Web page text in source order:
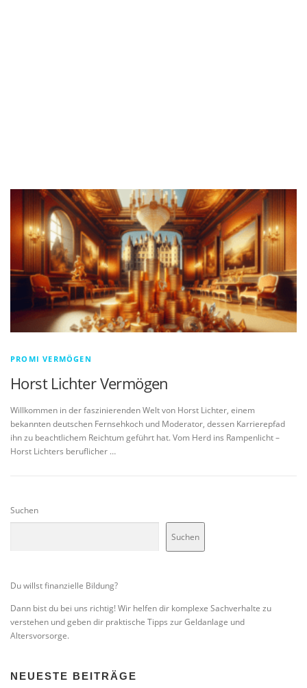
PROMI VERMÖGEN
Horst Lichter Vermögen
Willkommen in der faszinierenden Welt von Horst Lichter, einem
bekannten deutschen Fernsehkoch und Moderator, dessen Karrierepfad
ihn zu beachtlichem Reichtum geführt hat. Vom Herd ins Rampenlicht –
Horst Lichters beruflicher …
Suchen
Suchen
Du willst finanzielle Bildung?
Dann bist du bei uns richtig! Wir helfen dir komplexe Sachverhalte zu
verstehen und geben dir praktische Tipps zur Geldanlage und
Altersvorsorge.
NEUESTE BEITRÄGE